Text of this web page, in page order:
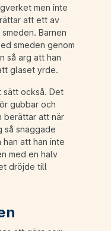
men inte
att ett av
Barnen
smeden genom
så arg att han
glaset yrde.
sätt också. Det
gubbar och
berättar att när
så snaggade
han att han inte
med en halv
dröjde till